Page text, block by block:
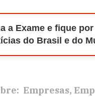
a Exame e fique
do Brasil e do
Empresas